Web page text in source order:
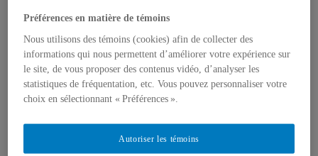
FrançaisEnglish
Accueil
À propos d’Yves Gingras
Distinctions et prix
Préférences en matière de témoins
Nous utilisons des témoins (cookies) afin de collecter des
informations qui nous permettent d’améliorer votre expérience sur
le site, de vous proposer des contenus vidéo, d’analyser les
statistiques de fréquentation, etc. Vous pouvez personnaliser votre
choix en sélectionnant « Préférences ».
Autoriser les témoins